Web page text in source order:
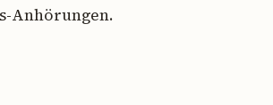
Anhörungen.